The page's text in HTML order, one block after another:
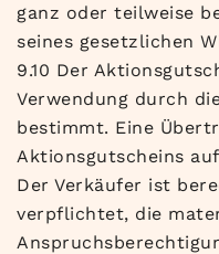
ganz oder teilweise
seines gesetzlichen
9.10 Der
Verwendung durch
bestimmt. Eine
Aktionsgutscheins
Der Verkäufer ist
verpflichtet, die